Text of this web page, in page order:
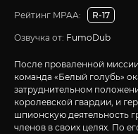
Рейтинг MPAA:
R-17
Озвучка от: FumoDub
После проваленной
команда «Белый голубь»
затруднительном
королевской гвардии, и
шпионскую деятельность
членов в своих целях. По